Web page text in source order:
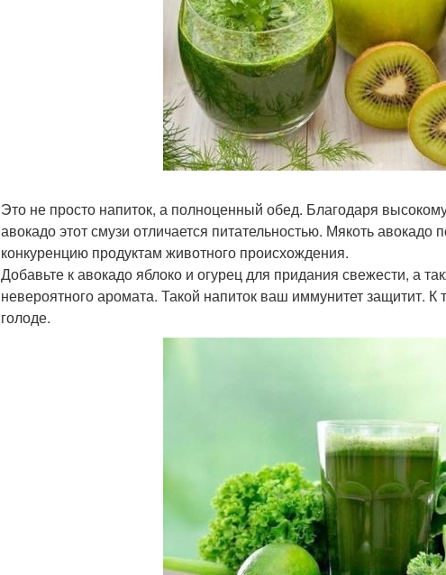
Это не просто напиток, а полноценный обед. Благодаря
авокадо этот смузи отличается питательностью. Мякоть
конкуренцию продуктам животного происхождения.
Добавьте к авокадо яблоко и огурец для придания свежести, а
невероятного аромата. Такой напиток ваш иммунитет защитит. К
голоде.